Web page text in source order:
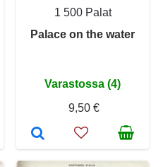
1 500 Palat
Palace on the water
Varastossa (4)
9,50 €